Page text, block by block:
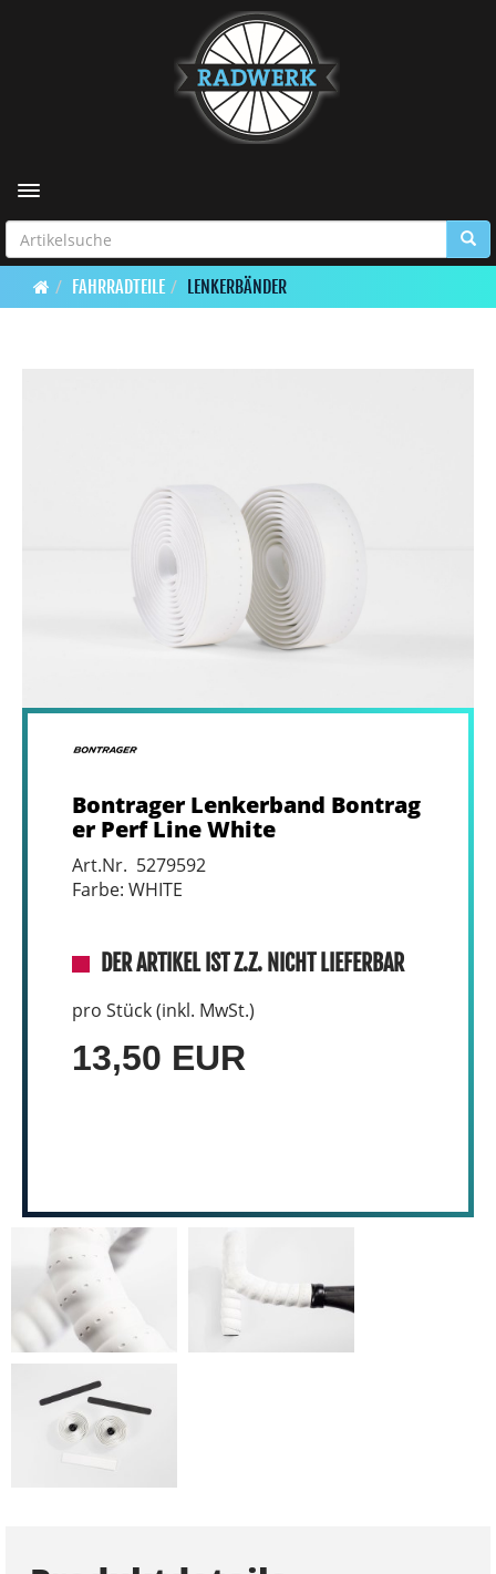
Toggle navigation
FAHRRADTEILE LENKERBÄNDER
Bontrager Lenkerband Bontrag
er Perf Line White
Art.Nr. 5279592
Farbe: WHITE
DER ARTIKEL IST Z.Z. NICHT LIEFERBAR
pro Stück (inkl. MwSt.)
13,50 EUR